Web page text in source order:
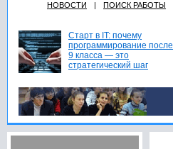
НОВОСТИ | ПОИСК РАБОТЫ
Старт в IT: почему
программирование после
9 класса — это
стратегический шаг